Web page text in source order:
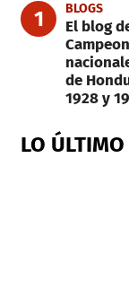
1 BLOGS
El blog
de
1928 y
LO ÚLTIMO